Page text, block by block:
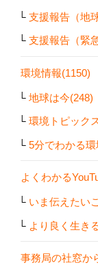
支援報告（地
支援報告（緊
環境情報(1150)
地球は今(248)
環境トピック
5分でわかる
よくわかる
いま伝えたい
より良く生き
事務局の社窓か